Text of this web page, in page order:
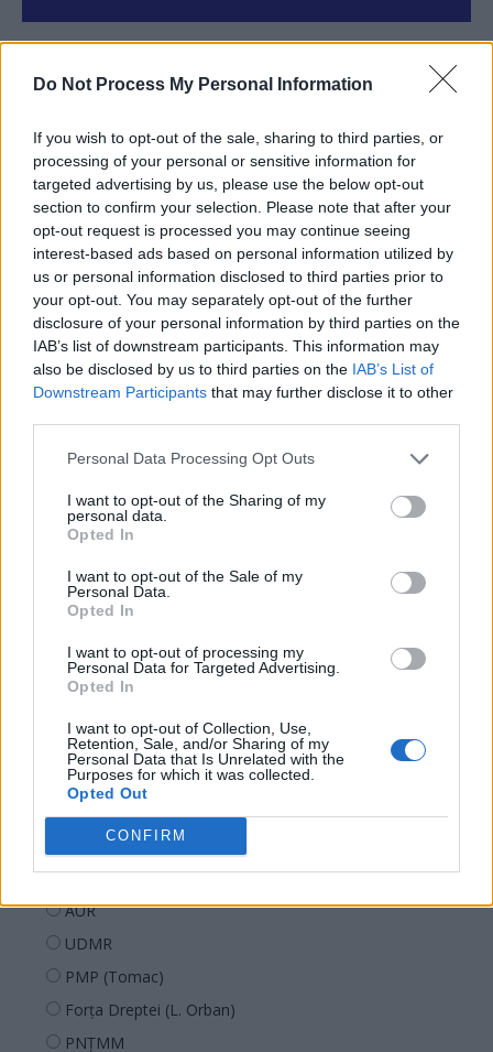
Do Not Process My Personal Information
If you wish to opt-out of the sale, sharing to third parties, or
processing of your personal or sensitive information for
targeted advertising by us, please use the below opt-out
section to confirm your selection. Please note that after your
opt-out request is processed you may continue seeing
interest-based ads based on personal information utilized by
us or personal information disclosed to third parties prior to
your opt-out. You may separately opt-out of the further
disclosure of your personal information by third parties on the
IAB’s list of downstream participants. This information may
also be disclosed by us to third parties on the IAB’s List of
Downstream Participants that may further disclose it to other
Personal Data Processing Opt Outs
I want to opt-out of the Sharing of my
personal data.
Opted In
I want to opt-out of the Sale of my
Personal Data.
Opted In
I want to opt-out of processing my
Personal Data for Targeted Advertising.
Opted In
I want to opt-out of Collection, Use,
Retention, Sale, and/or Sharing of my
Personal Data that Is Unrelated with the
Purposes for which it was collected.
Opted Out
CONFIRM
16.05 PSD și AUR ne-au vrut în junk
15.33 PSD și AUR au inventat bâta anti-Fritz. ”Metoda
e cea din...
14.18
Argentina a reușit! Metoda Milei: nu crești
taxele, ci scazi cheltuielile...
20.26 Lupta politicii românești cu prezentul
18.47 Cărbune și picioare-n gard
fluviul Dunărea se trece cu piciorul!
Vă veți blestema zilele, pesedeilor!
Sondaj
Ce partid ați vota dacă alegerile parlamentare ar avea
loc duminica viitoare?
USR
PSD
AUR
UDMR
PMP (Tomac)
Forța Dreptei (L. Orban)
PNȚMM